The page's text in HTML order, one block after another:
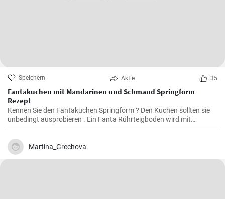
Speichern Aktie 35
Fantakuchen mit Mandarinen und Schmand Springform
Rezept
Kennen Sie den Fantakuchen Springform ? Den Kuchen sollten sie
unbedingt ausprobieren . Ein Fanta Rührteigboden wird mit
Mandarinen und einer Schmand Sahne Füllung belegt. Fruchtig ,
cremig und lecker für alle Gäste groß und klein.
Martina_Grechova